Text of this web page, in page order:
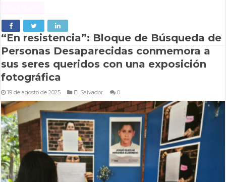
“En resistencia”: Bloque de Búsqueda de
Personas Desaparecidas conmemora a
sus seres queridos con una exposición
fotográfica
19 de agosto de 2025 El Salvador 0